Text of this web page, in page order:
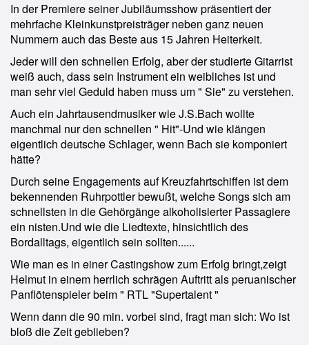
In der Premiere seiner Jubiläumsshow präsentiert der
mehrfache Kleinkunstpreisträger neben ganz neuen
Nummern auch das Beste aus 15 Jahren Heiterkeit.
Jeder will den schnellen Erfolg, aber der studierte Gitarrist
weiß auch, dass sein Instrument ein weibliches ist und
man sehr viel Geduld haben muss um " Sie" zu verstehen.
Auch ein Jahrtausendmusiker wie J.S.Bach wollte
manchmal nur den schnellen " Hit"-Und wie klängen
eigentlich deutsche Schlager, wenn Bach sie komponiert
hätte?
Durch seine Engagements auf Kreuzfahrtschiffen ist dem
bekennenden Ruhrpottler bewußt, welche Songs sich am
schnellsten in die Gehörgänge alkoholisierter Passagiere
ein nisten.Und wie die Liedtexte, hinsichtlich des
Bordalltags, eigentlich sein sollten......
Wie man es in einer Castingshow zum Erfolg bringt,zeigt
Helmut in einem herrlich schrägen Auftritt als peruanischer
Panflötenspieler beim " RTL "Supertalent "
Wenn dann die 90 min. vorbei sind, fragt man sich: Wo ist
bloß die Zeit geblieben?